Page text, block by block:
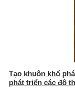
Tạo khuôn khổ
phát triển các đô